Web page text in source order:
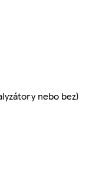
nebo bez)